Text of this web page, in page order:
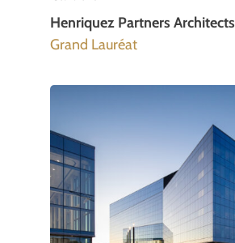
Henriquez Partners Architects
Grand Lauréat